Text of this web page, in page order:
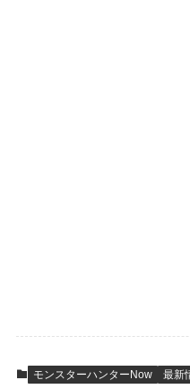
モンスターハンターNow 最新